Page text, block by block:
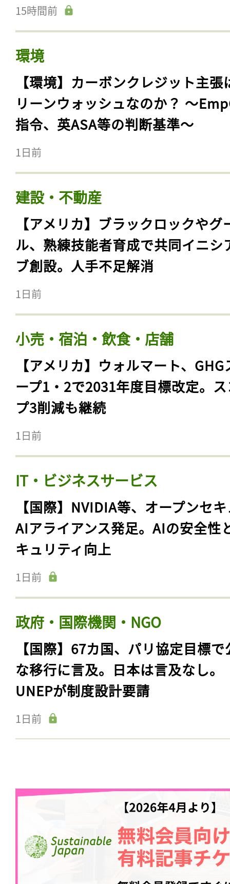
15時間前
環境
【環境】カーボンクレジット主張
リーンウォッシュなのか？ 〜
指令、英ASA等の判断基準〜
1日前
建設・不動産
【アメリカ】ブラックロックやグ
ル、熟練技能者育成で共同イニシ
ブ創設。人手不足解消
1日前
小売・宿泊・飲食・店舗
【アメリカ】ウォルマート、GHG
ープ1・2で2031年度目標改定。
プ3削減も継続
1日前
IT・ビジネスサービス
【国際】NVIDIA等、オープンセ
AIアライアンス発足。AIの安全性
キュリティ向上
1日前
政府・国際機関・NGO
【国際】67カ国、パリ協定目標で
な移行に言及。日本は言及なし。
UNEPが制度設計要請
1日前